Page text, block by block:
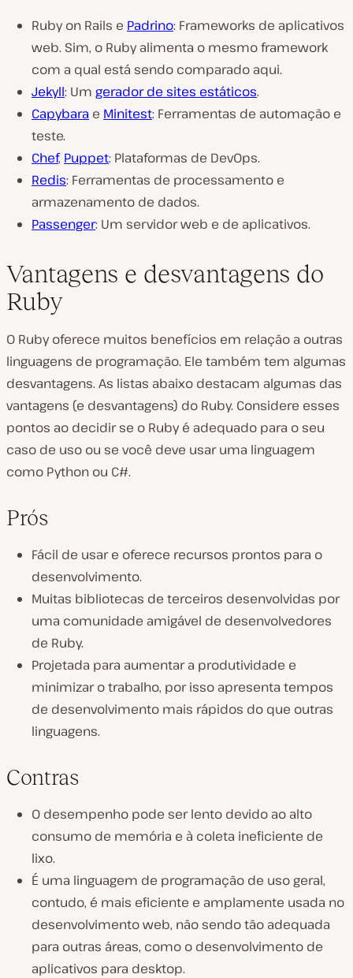
Ruby on Rails e Padrino: Frameworks de aplicativos
web. Sim, o Ruby alimenta o mesmo framework
com a qual está sendo comparado aqui.
Jekyll: Um gerador de sites estáticos.
Capybara e Minitest: Ferramentas de automação e
teste.
Chef, Puppet: Plataformas de DevOps.
Redis: Ferramentas de processamento e
armazenamento de dados.
Passenger: Um servidor web e de aplicativos.
Vantagens e desvantagens do
Ruby
O Ruby oferece muitos benefícios em relação a outras
linguagens de programação. Ele também tem algumas
desvantagens. As listas abaixo destacam algumas das
vantagens (e desvantagens) do Ruby. Considere esses
pontos ao decidir se o Ruby é adequado para o seu
caso de uso ou se você deve usar uma linguagem
como Python ou C#.
Prós
Fácil de usar e oferece recursos prontos para o
desenvolvimento.
Muitas bibliotecas de terceiros desenvolvidas por
uma comunidade amigável de desenvolvedores
de Ruby.
Projetada para aumentar a produtividade e
minimizar o trabalho, por isso apresenta tempos
de desenvolvimento mais rápidos do que outras
linguagens.
Contras
O desempenho pode ser lento devido ao alto
consumo de memória e à coleta ineficiente de
lixo.
É uma linguagem de programação de uso geral,
contudo, é mais eficiente e amplamente usada no
desenvolvimento web, não sendo tão adequada
para outras áreas, como o desenvolvimento de
aplicativos para desktop.